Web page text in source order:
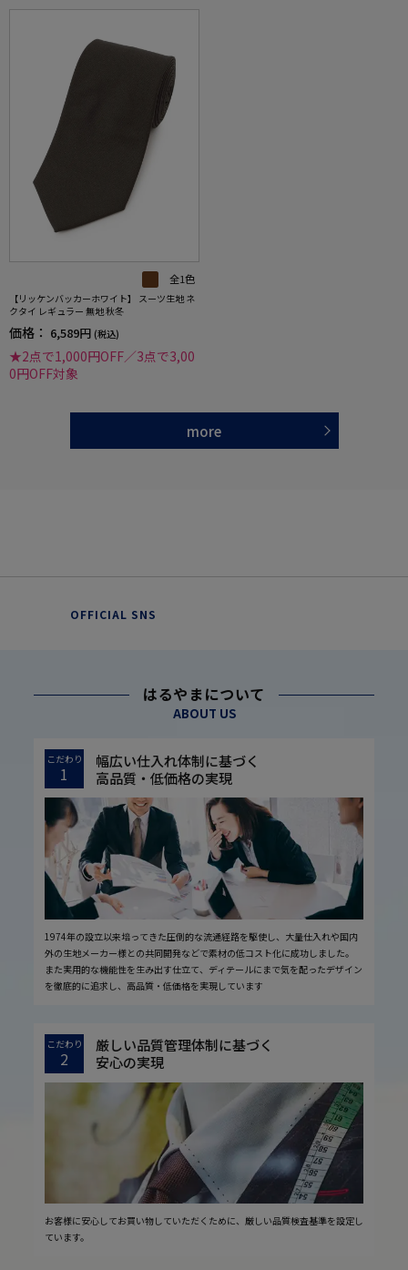
全1色
【リッケンバッカーホワイト】 スーツ生地 ネ
クタイ レギュラー 無地 秋冬
価格： 6,589円 (税込)
★2点で1,000円OFF／3点で3,00
0円OFF対象
more
OFFICIAL SNS
はるやまについて
ABOUT US
こだわり
1
幅広い仕入れ体制に基づく
高品質・低価格の実現
1974年の設立以来培ってきた圧倒的な流通経路を駆使し、大量仕入れや国内
外の生地メーカー様との共同開発などで素材の低コスト化に成功しました。
また実用的な機能性を生み出す仕立て、ディテールにまで気を配ったデザイン
を徹底的に追求し、高品質・低価格を実現しています
こだわり
2
厳しい品質管理体制に基づく
安心の実現
お客様に安心してお買い物していただくために、厳しい品質検査基準を設定し
ています。